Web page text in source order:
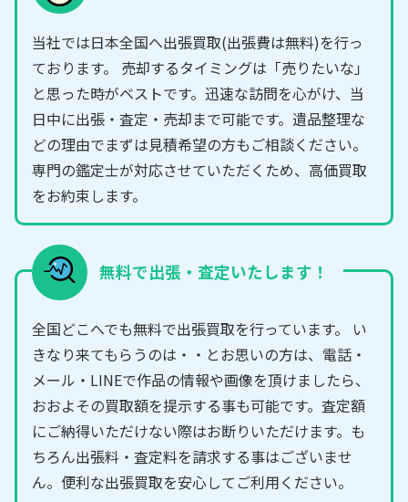
当社では日本全国へ出張買取(出張費は無料)を行っ
ております。 売却するタイミングは「売りたいな」
と思った時がベストです。迅速な訪問を心がけ、当
日中に出張・査定・売却まで可能です。遺品整理な
どの理由でまずは見積希望の方もご相談ください。
専門の鑑定士が対応させていただくため、高価買取
をお約束します。
無料で出張・査定いたします！
全国どこへでも無料で出張買取を行っています。 い
きなり来てもらうのは・・とお思いの方は、電話・
メール・LINEで作品の情報や画像を頂けましたら、
おおよその買取額を提示する事も可能です。査定額
にご納得いただけない際はお断りいただけます。も
ちろん出張料・査定料を請求する事はございませ
ん。便利な出張買取を安心してご利用ください。